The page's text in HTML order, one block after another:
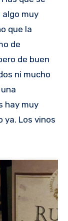
muy
que la
de
de buen
ni mucho
hay muy
ya. Los vinos